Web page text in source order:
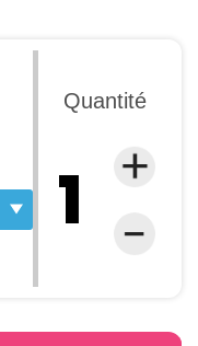
Quantité